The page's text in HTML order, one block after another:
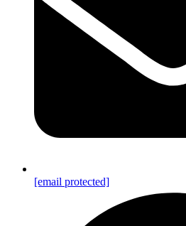
[email protected]